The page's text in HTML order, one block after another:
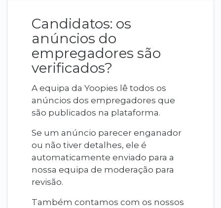
Candidatos: os
anúncios do
empregadores são
verificados?
A equipa da Yoopies lê todos os
anúncios dos empregadores que
são publicados na plataforma.
Se um anúncio parecer enganador
ou não tiver detalhes, ele é
automaticamente enviado para a
nossa equipa de moderação para
revisão.
Também contamos com os nossos